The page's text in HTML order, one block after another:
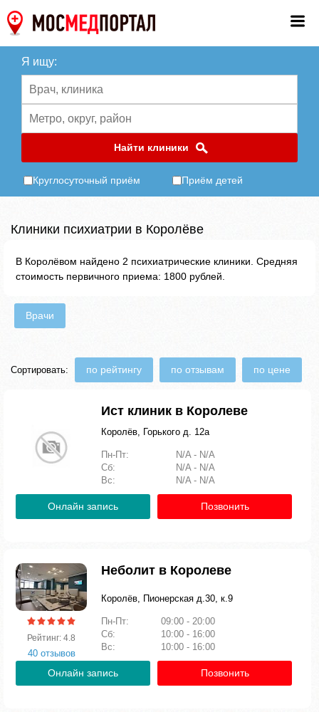
Я ищу:
Найти клиники
Круглосуточный приём Приём детей
Клиники психиатрии в Королёве
В Королёвом найдено 2 психиатрические клиники. Средняя
стоимость первичного приема: 1800 рублей.
Врачи
Сортировать: по рейтингу по отзывам по цене
Ист клиник в Королеве
Королёв, Горького д. 12а
Пн-Пт:
N/A - N/A
Сб:
N/A - N/A
Вс:
N/A - N/A
Онлайн запись Позвонить
Рейтинг: 4.8
40 отзывов
Неболит в Королеве
Королёв, Пионерская д.30, к.9
Пн-Пт:
09:00 - 20:00
Сб:
10:00 - 16:00
Вс:
10:00 - 16:00
Онлайн запись Позвонить